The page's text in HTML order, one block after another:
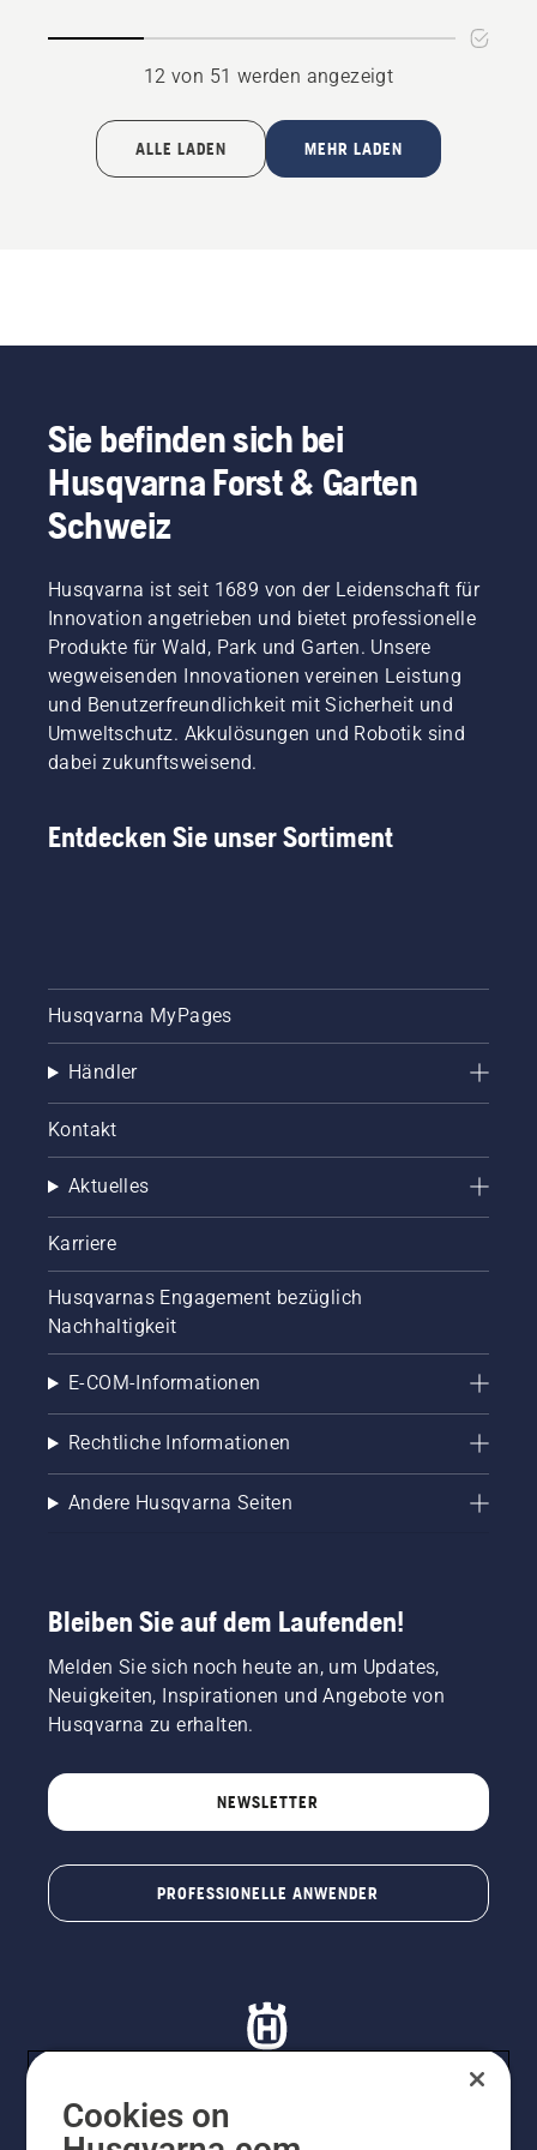
12 von 51 werden angezeigt
ALLE LADEN MEHR LADEN
Sie befinden sich bei
Husqvarna Forst & Garten
Schweiz
Husqvarna ist seit 1689 von der Leidenschaft für
Innovation angetrieben und bietet professionelle
Produkte für Wald, Park und Garten. Unsere
wegweisenden Innovationen vereinen Leistung
und Benutzerfreundlichkeit mit Sicherheit und
Umweltschutz. Akkulösungen und Robotik sind
dabei zukunftsweisend.
Entdecken Sie unser Sortiment
Husqvarna MyPages
Händler
Kontakt
Aktuelles
Karriere
Husqvarnas Engagement bezüglich
Nachhaltigkeit
E-COM-Informationen
Rechtliche Informationen
Andere Husqvarna Seiten
Bleiben Sie auf dem Laufenden!
Melden Sie sich noch heute an, um Updates,
Neuigkeiten, Inspirationen und Angebote von
Husqvarna zu erhalten.
NEWSLETTER
PROFESSIONELLE ANWENDER
Cookies on